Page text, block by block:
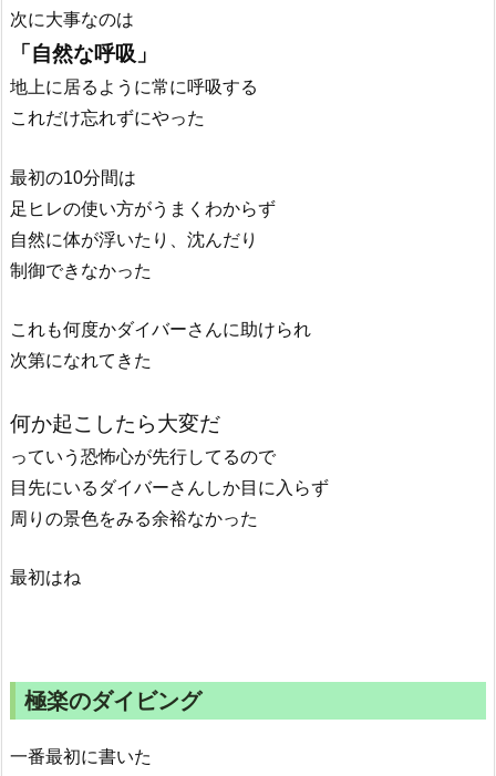
次に大事なのは
「自然な呼吸」
地上に居るように常に呼吸する
これだけ忘れずにやった
最初の10分間は
足ヒレの使い方がうまくわからず
自然に体が浮いたり、沈んだり
制御できなかった
これも何度かダイバーさんに助けられ
次第になれてきた
何か起こしたら大変だ
っていう恐怖心が先行してるので
目先にいるダイバーさんしか目に入らず
周りの景色をみる余裕なかった
最初はね
極楽のダイビング
一番最初に書いた